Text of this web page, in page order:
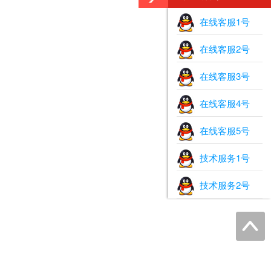
在线客服1号
在线客服2号
在线客服3号
在线客服4号
在线客服5号
技术服务1号
技术服务2号